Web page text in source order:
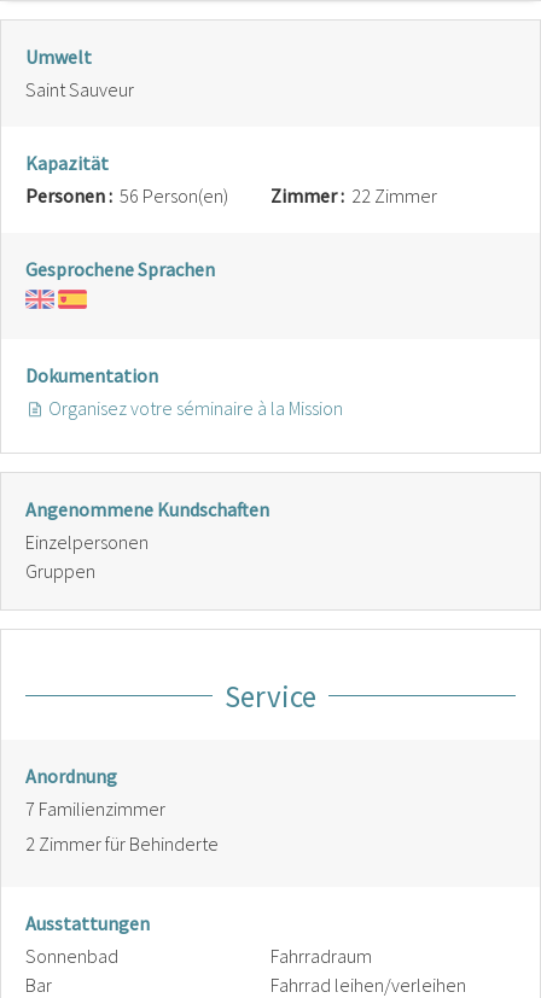
Umwelt
Saint Sauveur
Kapazität
Personen : 56 Person(en) Zimmer : 22 Zimmer
Gesprochene Sprachen
Dokumentation
Organisez votre séminaire à la Mission
Angenommene Kundschaften
Einzelpersonen
Gruppen
Service
Anordnung
7 Familienzimmer
2 Zimmer für Behinderte
Ausstattungen
Sonnenbad
Bar
Fahrradraum
Fahrrad leihen/verleihen